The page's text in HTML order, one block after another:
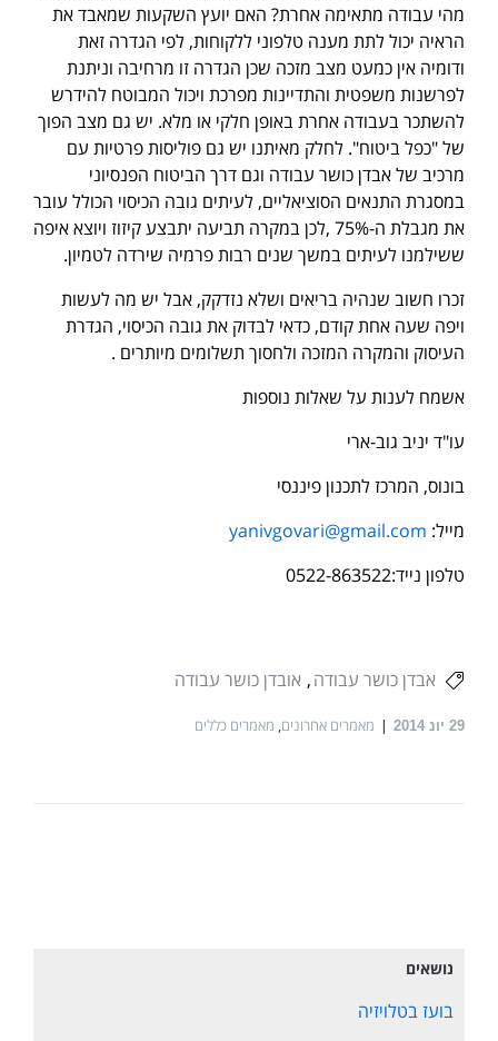
מהי עבודה מתאימה אחרת? האם יועץ השקעות שמאבד את
הראיה יכול לתת מענה טלפוני ללקוחות, לפי הגדרה זאת
ודומיה אין כמעט מצב מזכה שכן הגדרה זו מרחיבה וניתנת
לפרשנות משפטית והתדיינות מפרכת ויכול המבוטח להידרש
להשתכר בעבודה אחרת באופן חלקי או מלא. יש גם מצב הפוך
של "כפל ביטוח". לחלק מאיתנו יש גם פוליסות פרטיות עם
מרכיב של אבדן כושר עבודה וגם דרך הביטוח הפנסיוני
במסגרת התנאים הסוציאליים, לעיתים גובה הכיסוי הכולל עובר
את מגבלת ה-75% ,לכן במקרה תביעה יתבצע קיזוז ויוצא איפה
ששילמנו לעיתים במשך שנים רבות פרמיה שירדה לטמיון.
זכרו חשוב שנהיה בריאים ושלא נזדקק, אבל יש מה לעשות
ויפה שעה אחת קודם, כדאי לבדוק את גובה הכיסוי, הגדרת
העיסוק והמקרה המזכה ולחסוך תשלומים מיותרים .
אשמח לענות על שאלות נוספות
עו"ד יניב גוב-ארי
בונוס, המרכז לתכנון פיננסי
מייל: yanivgovari@gmail.com
טלפון נייד:0522-863522
אבדן כושר עבודה אובדן כושר עבודה
29 יונ 2014 מאמרים אחרונים, מאמרים כללים
נושאים
בועז בטלויזיה